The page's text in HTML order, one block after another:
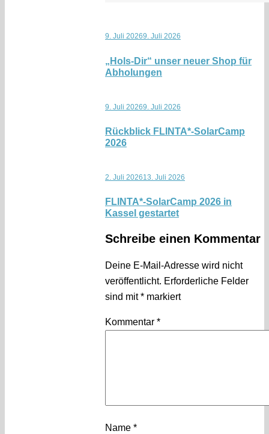
9. Juli 20269. Juli 2026
„Hols-Dir“ unser neuer Shop für
Abholungen
9. Juli 20269. Juli 2026
Rückblick FLINTA*-SolarCamp
2026
2. Juli 202613. Juli 2026
FLINTA*-SolarCamp 2026 in
Kassel gestartet
Schreibe einen Kommentar
Deine E-Mail-Adresse wird nicht
veröffentlicht. Erforderliche Felder
sind mit* markiert
Kommentar *
Name *